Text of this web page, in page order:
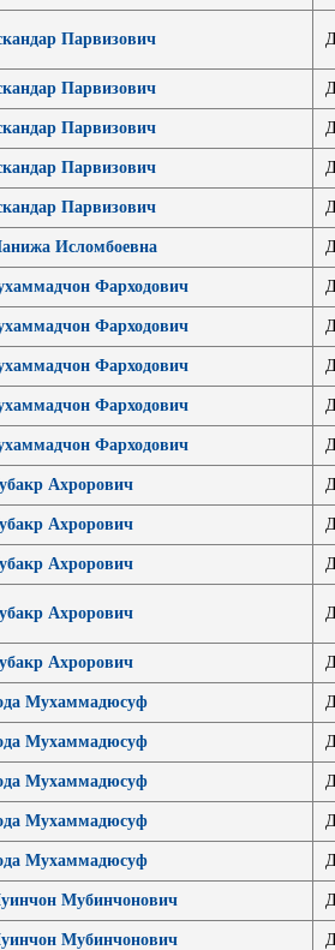
Парвизович
Парвизович
Парвизович
Парвизович
Парвизович
Исломбоевна
Фарходович
Фарходович
Фарходович
Фарходович
Фарходович
Ахрорович
Ахрорович
Ахрорович
Ахрорович
Ахрорович
Мухаммадюсуф
Мухаммадюсуф
Мухаммадюсуф
Мухаммадюсуф
Мухаммадюсуф
Мубинчонович
Мубинчонович